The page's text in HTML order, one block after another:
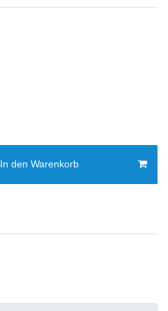
In den Warenkorb